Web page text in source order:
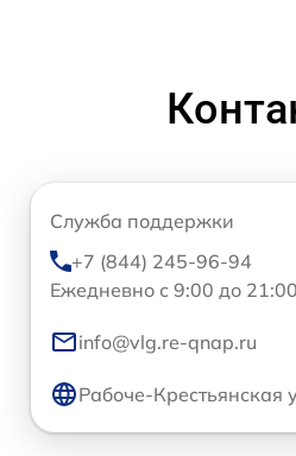
Служба поддержки
+7 (844) 245-96-94
Ежедневно с 9:00 до 21:00
info@vlg.re-qnap.ru
Рабоче-Крестьянская